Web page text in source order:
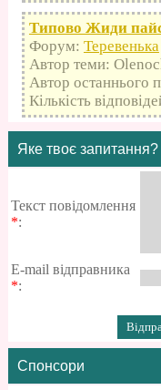
Типово Жиди
Форум: Теревенька
Автор теми:
Автор останнього
Кількість
Яке твоє запитання?
Текст повідомлення
*:
E-mail відправника
*:
Спонсори